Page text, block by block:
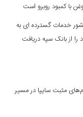
با کمبود روبرو است
خدمات گسترده ای به
از بانک سپه دریافت
مثبت سایپا در مسیر